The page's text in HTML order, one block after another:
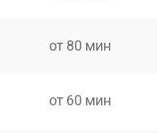
от 80 мин
от 60 мин